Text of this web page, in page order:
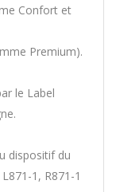
Confort et
Premium).
le Label
dispositif du
1, R871-1